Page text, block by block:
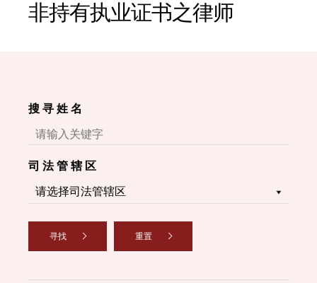
非持有执业证书之律师
搜 寻 姓 名
司 法 管 辖 区
寻找 重置